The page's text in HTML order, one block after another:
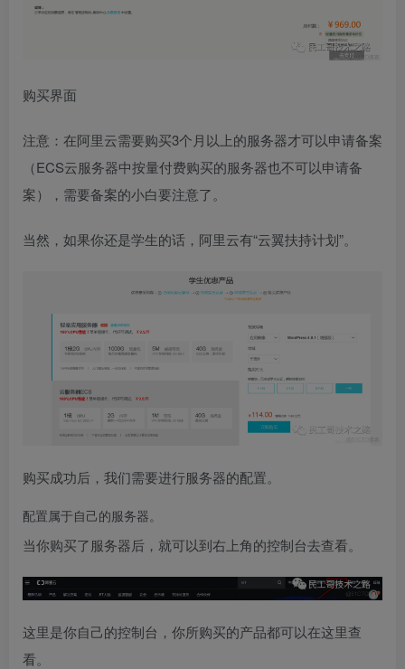
购买界面
注意：在阿里云需要购买3个月以上的服务器才可以申请备案
（ECS云服务器中按量付费购买的服务器也不可以申请备
案），需要备案的小白要注意了。
当然，如果你还是学生的话，阿里云有“云翼扶持计划”。
购买成功后，我们需要进行服务器的配置。
配置属于自己的服务器。
当你购买了服务器后，就可以到右上角的控制台去查看。
这里是你自己的控制台，你所购买的产品都可以在这里查
看。